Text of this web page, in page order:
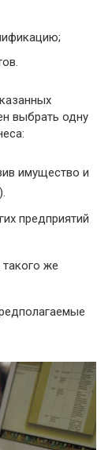
выбрать одну
имущество и
предприятий
же